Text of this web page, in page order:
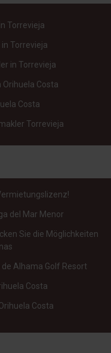
Torrevieja
Torrevieja
in Torrevieja
Orihuela Costa
Costa
Torrevieja
del Mar Menor
Sie die Möglichkeiten
Alhama Golf Resort
Costa
Costa